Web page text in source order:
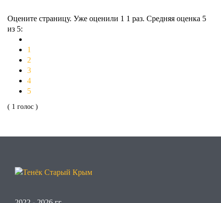
Оцените страницу. Уже оценили 1 1 раз. Средняя оценка 5
из 5:
1
2
3
4
5
( 1 голос )